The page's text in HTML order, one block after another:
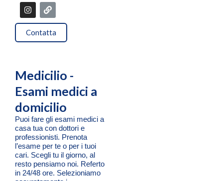
I
n
s
t
a
g
L
i
n
k
Contatta
Medicilio -
Esami medici a
domicilio
Puoi fare gli esami medici a
casa tua con dottori e
professionisti. Prenota
l’esame per te o per i tuoi
cari. Scegli tu il giorno, al
resto pensiamo noi. Referto
in 24/48 ore. Selezioniamo